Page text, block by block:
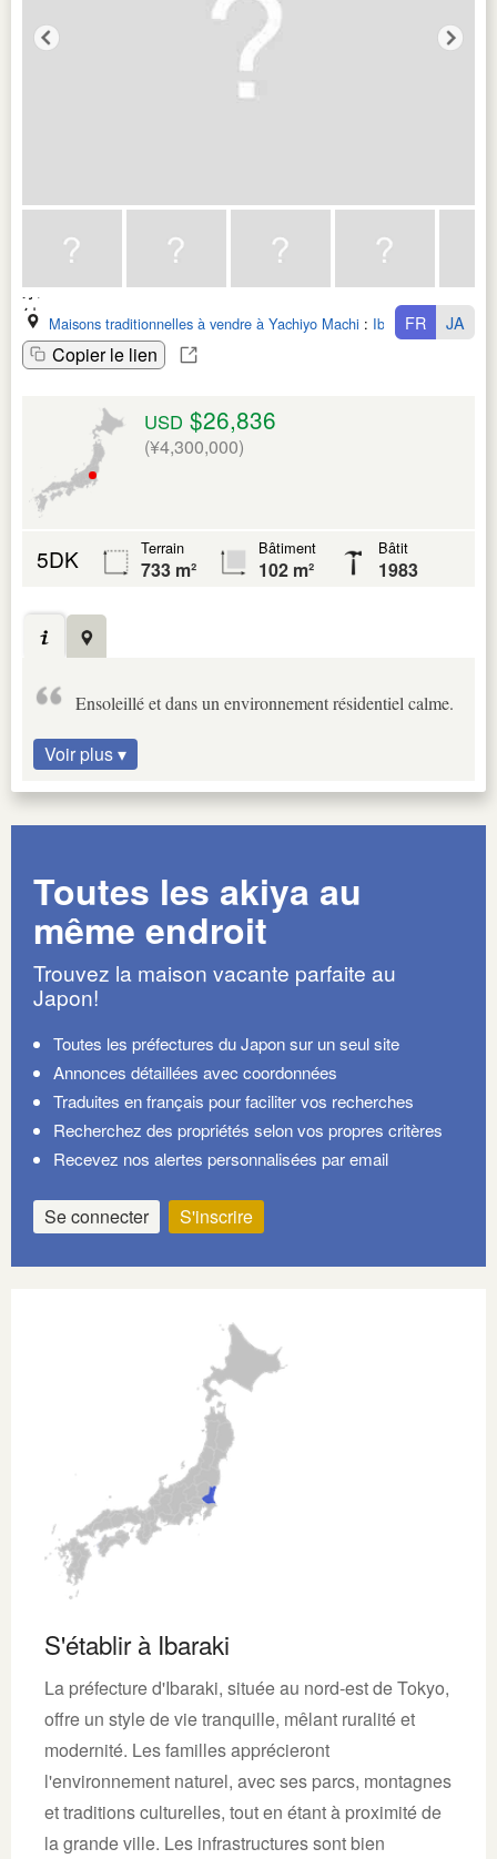
Maisons traditionnelles à vendre à Yachiyo Machi : Ibaraki Ken
Copier le lien
FR JA
USD $26,836
(¥4,300,000)
5DK Terrain
733 m²
Bâtiment
102 m²
Bâtit
1983
Ensoleillé et dans un environnement résidentiel calme.
Voir plus ▾
Toutes les akiya au
même endroit
Trouvez la maison vacante parfaite au
Japon!
Toutes les préfectures du Japon sur un seul site
Annonces détaillées avec coordonnées
Traduites en français pour faciliter vos recherches
Recherchez des propriétés selon vos propres critères
Recevez nos alertes personnalisées par email
Se connecter S'inscrire
S'établir à Ibaraki
La préfecture d'Ibaraki, située au nord-est de Tokyo,
offre un style de vie tranquille, mêlant ruralité et
modernité. Les familles apprécieront
l'environnement naturel, avec ses parcs, montagnes
et traditions culturelles, tout en étant à proximité de
la grande ville. Les infrastructures sont bien